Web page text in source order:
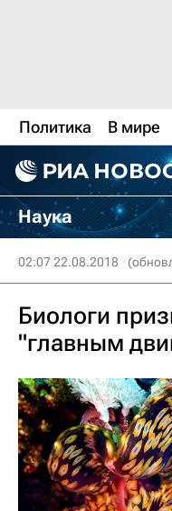
Политика В мире
Наука
02:07 22.08.2018
Биологи
"главным